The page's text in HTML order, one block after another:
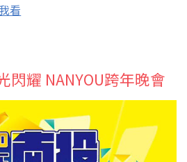
看
閃耀 NANYOU跨年晚會